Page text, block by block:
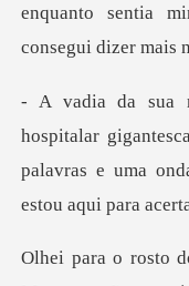
enquanto sentia
palavras e uma